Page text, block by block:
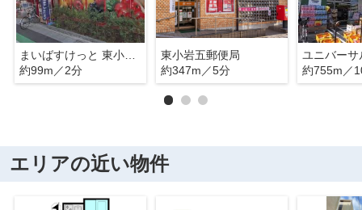
まいばすけっと 東小岩6丁目店
約99m／2分
東小岩五郵便局
約347m／5分
約755m／
エリアの近い物件